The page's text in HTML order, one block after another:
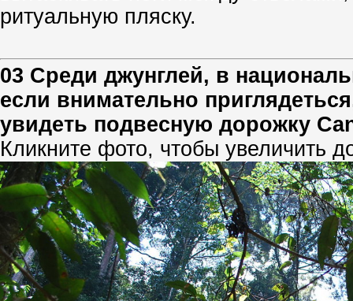
ритуальную пляску.
03 Среди джунглей, в
если внимательно
увидеть подвесную дорожку
Кликните фото, чтобы увеличить